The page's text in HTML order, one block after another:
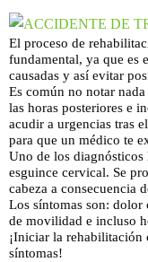
El proceso de
fundamental, ya que es
causadas y así evitar
Es común no notar
las horas posteriores e
acudir a urgencias tras
para que un médico te
Uno de los diagnósticos
esguince cervical. Se
cabeza a consecuencia
Los síntomas son: dolor
de movilidad e incluso
¡Iniciar la rehabilitación
síntomas!